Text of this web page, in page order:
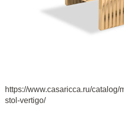
https://www.casaricca.ru/
stol-vertigo/